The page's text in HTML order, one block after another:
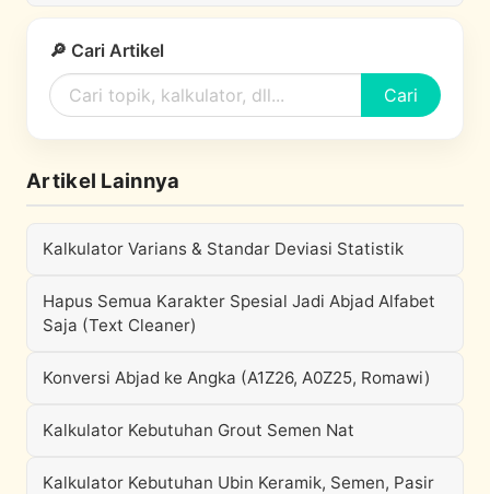
🔎 Cari Artikel
Cari
Artikel Lainnya
Kalkulator Varians & Standar Deviasi Statistik
Hapus Semua Karakter Spesial Jadi Abjad Alfabet
Saja (Text Cleaner)
Konversi Abjad ke Angka (A1Z26, A0Z25, Romawi)
Kalkulator Kebutuhan Grout Semen Nat
Kalkulator Kebutuhan Ubin Keramik, Semen, Pasir